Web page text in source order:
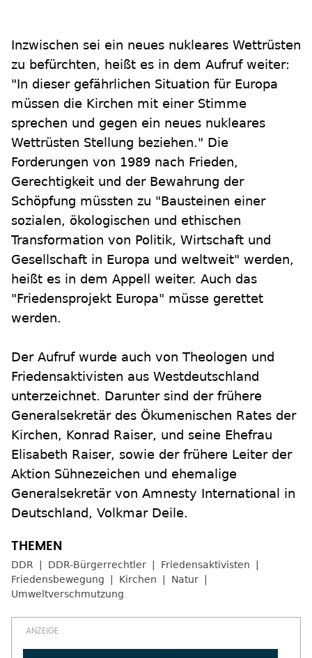
Inzwischen sei ein neues nukleares Wettrüsten
zu befürchten, heißt es in dem Aufruf weiter:
"In dieser gefährlichen Situation für Europa
müssen die Kirchen mit einer Stimme
sprechen und gegen ein neues nukleares
Wettrüsten Stellung beziehen." Die
Forderungen von 1989 nach Frieden,
Gerechtigkeit und der Bewahrung der
Schöpfung müssten zu "Bausteinen einer
sozialen, ökologischen und ethischen
Transformation von Politik, Wirtschaft und
Gesellschaft in Europa und weltweit" werden,
heißt es in dem Appell weiter. Auch das
"Friedensprojekt Europa" müsse gerettet
werden.
Der Aufruf wurde auch von Theologen und
Friedensaktivisten aus Westdeutschland
unterzeichnet. Darunter sind der frühere
Generalsekretär des Ökumenischen Rates der
Kirchen, Konrad Raiser, und seine Ehefrau
Elisabeth Raiser, sowie der frühere Leiter der
Aktion Sühnezeichen und ehemalige
Generalsekretär von Amnesty International in
Deutschland, Volkmar Deile.
DDR DDR-Bürgerrechtler
Friedensaktivisten
Friedensbewegung
Kirchen
Natur
Umweltverschmutzung